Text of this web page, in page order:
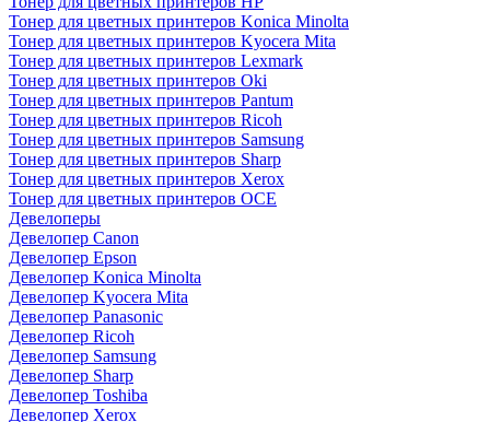
Тонер для цветных принтеров Konica Minolta
Тонер для цветных принтеров Kyocera Mita
Тонер для цветных принтеров Lexmark
Тонер для цветных принтеров Oki
Тонер для цветных принтеров Pantum
Тонер для цветных принтеров Ricoh
Тонер для цветных принтеров Samsung
Тонер для цветных принтеров Sharp
Тонер для цветных принтеров Xerox
Тонер для цветных принтеров OCE
Девелоперы
Девелопер Canon
Девелопер Epson
Девелопер Konica Minolta
Девелопер Kyocera Mita
Девелопер Panasonic
Девелопер Ricoh
Девелопер Samsung
Девелопер Sharp
Девелопер Toshiba
Девелопер Xerox